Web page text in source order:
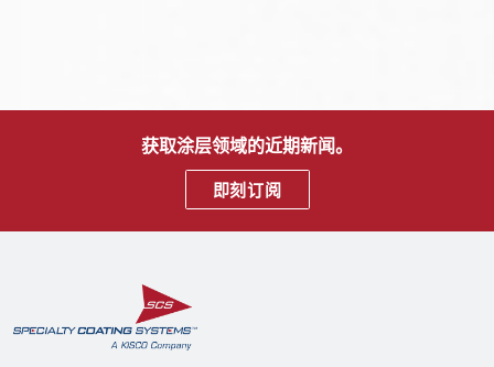
获取涂层领域的近期新闻。
即刻订阅